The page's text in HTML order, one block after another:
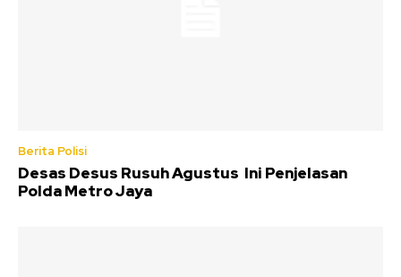
Berita Polisi
Desas Desus Rusuh Agustus Ini Penjelasan
Polda Metro Jaya